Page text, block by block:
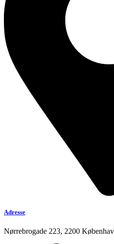
Adresse
Nørrebrogade 223, 2200